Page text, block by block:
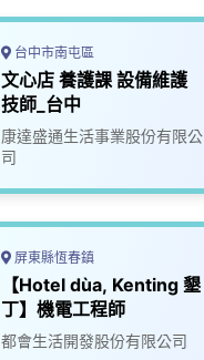
台中市南屯區
文心店 養護課 設備維護
技師_台中
康達盛通生活事業股份有限公
司
屏東縣恆春鎮
【Hotel dùa, Kenting 墾
丁】機電工程師
都會生活開發股份有限公司